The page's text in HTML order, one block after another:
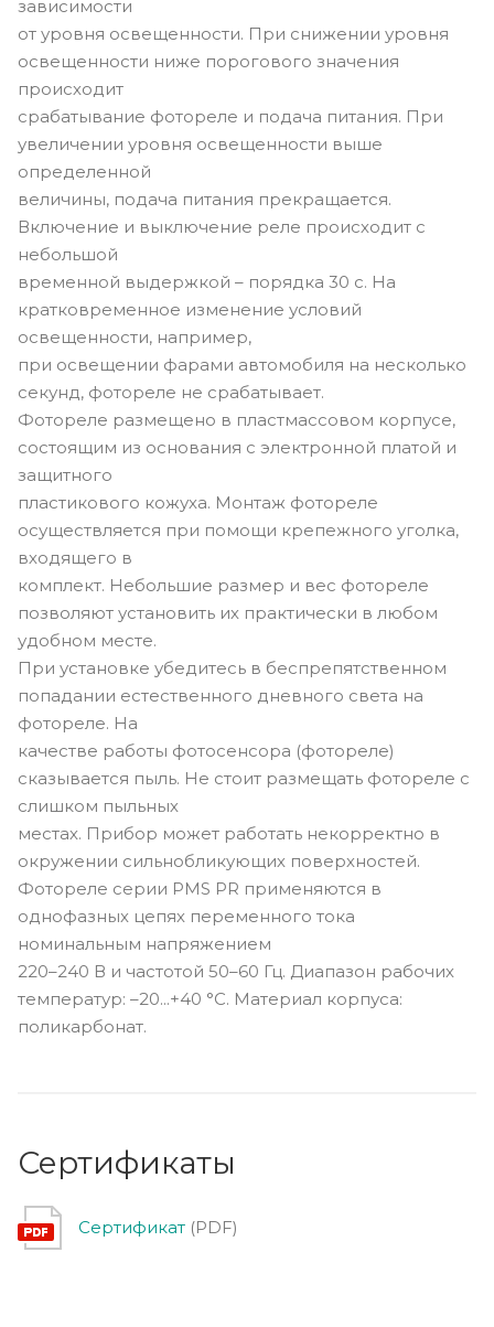
зависимости
от уровня освещенности. При снижении уровня
освещенности ниже порогового значения
происходит
срабатывание фотореле и подача питания. При
увеличении уровня освещенности выше
определенной
величины, подача питания прекращается.
Включение и выключение реле происходит с
небольшой
временной выдержкой – порядка 30 с. На
кратковременное изменение условий
освещенности, например,
при освещении фарами автомобиля на несколько
секунд, фотореле не срабатывает.
Фотореле размещено в пластмассовом корпусе,
состоящим из основания с электронной платой и
защитного
пластикового кожуха. Монтаж фотореле
осуществляется при помощи крепежного уголка,
входящего в
комплект. Небольшие размер и вес фотореле
позволяют установить их практически в любом
удобном месте.
При установке убедитесь в беспрепятственном
попадании естественного дневного света на
фотореле. На
качестве работы фотосенсора (фотореле)
сказывается пыль. Не стоит размещать фотореле с
слишком пыльных
местах. Прибор может работать некорректно в
окружении сильнобликующих поверхностей.
Фотореле серии PMS PR применяются в
однофазных цепях переменного тока
номинальным напряжением
220–240 В и частотой 50–60 Гц. Диапазон рабочих
температур: –20...+40 °С. Материал корпуса:
поликарбонат.
Сертификаты
Сертификат (PDF)